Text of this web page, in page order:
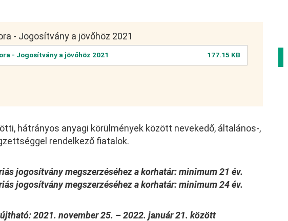
- Jogosítvány a jövőhöz 2021
- Jogosítvány a jövőhöz 2021 177.15 KB
hátrányos anyagi körülmények között nevekedő, általános-,
rendelkező fiatalok.
jogosítvány megszerzéséhez a korhatár: minimum 21 év.
jogosítvány megszerzéséhez a korhatár: minimum 24 év.
2021. november 25. – 2022. január 21. között